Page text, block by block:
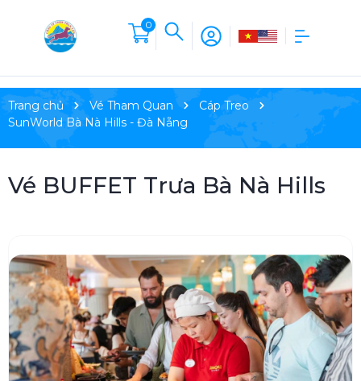
0
Trang chủ Vé Tham Quan
Cáp Treo
SunWorld Bà Nà Hills - Đà Nẵng
Vé BUFFET Trưa Bà Nà Hills